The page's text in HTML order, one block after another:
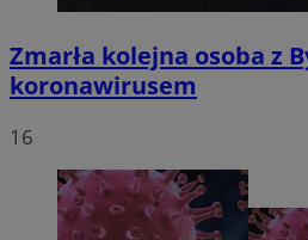
Zmarła kolejna osoba z
koronawirusem
16